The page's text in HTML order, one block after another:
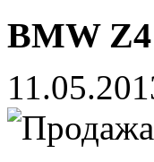
BMW